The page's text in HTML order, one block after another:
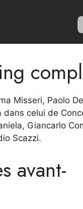
Misseri, Paolo
dans celui de
Giancarlo
Scazzi.
avant-